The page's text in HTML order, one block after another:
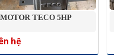
MOTOR TECO 5HP
hệ